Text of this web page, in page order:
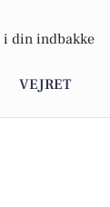
i din indbakke
VEJRET